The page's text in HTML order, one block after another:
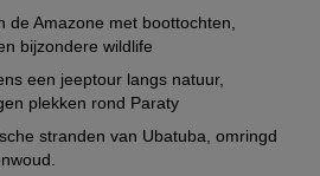
de Amazone met boottochten,
bijzondere wildlife
een jeeptour langs natuur,
plekken rond Paraty
stranden van Ubatuba, omringd